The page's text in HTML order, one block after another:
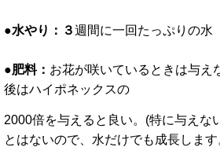
●水やり：３週間に一回たっぷりの水
●肥料： お花が咲いているときは与え
後はハイポネックスの
2000倍を与えると良い。(特に与えな
とはないので、水だけでも成長します